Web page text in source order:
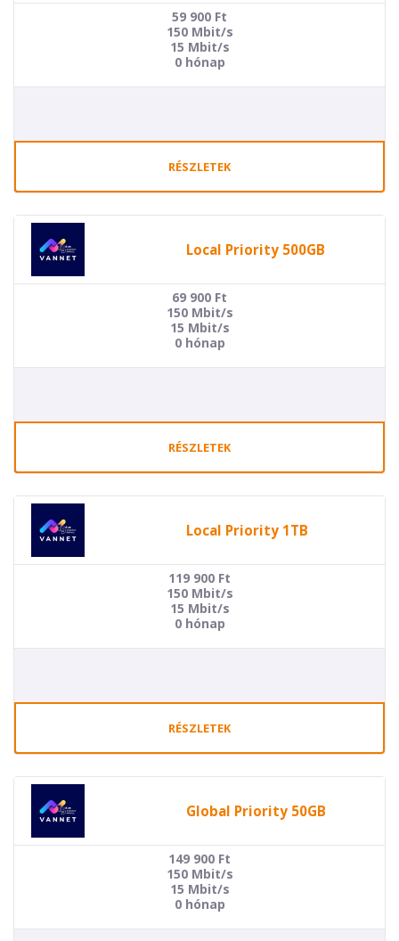
59 900 Ft
150 Mbit/s
15 Mbit/s
0 hónap
RÉSZLETEK
Local Priority 500GB
69 900 Ft
150 Mbit/s
15 Mbit/s
0 hónap
RÉSZLETEK
Local Priority 1TB
119 900 Ft
150 Mbit/s
15 Mbit/s
0 hónap
RÉSZLETEK
Global Priority 50GB
149 900 Ft
150 Mbit/s
15 Mbit/s
0 hónap